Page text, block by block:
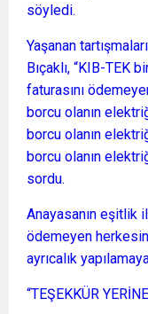
söyledi.
Yaşanan
Bıçaklı, “KIB-TEK
faturasını
borcu olanın
borcu olanın
borcu olanın
sordu.
Anayasanın eşitlik
ödemeyen
ayrıcalık
“TEŞEKKÜR